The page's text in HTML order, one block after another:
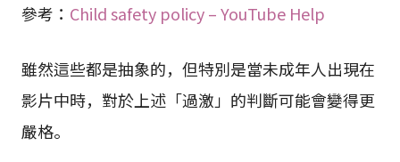
參考： Child safety policy – YouTube Help
雖然這些都是抽象的，但特別是當未成年人出現在
影片中時，對於上述「過激」的判斷可能會變得更
嚴格。